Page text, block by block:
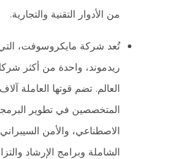
من الأدوار التقنية والتجارية.
تُعد شركة مايكروسوفت،
ريدموند، واحدة من أكثر
العالم. تضم قوتها العاملة
المتخصصين في تطوير
الاصطناعي، والأمن
الشاملة وبرامج الإرشاد